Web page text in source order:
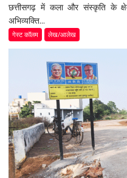
छत्तीसगढ़ में कला और संस्कृति के
अभिव्यक्ति...
गेस्ट कॉलम लेख/आलेख